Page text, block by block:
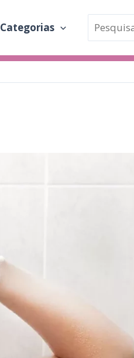
Categorias Pesquisar